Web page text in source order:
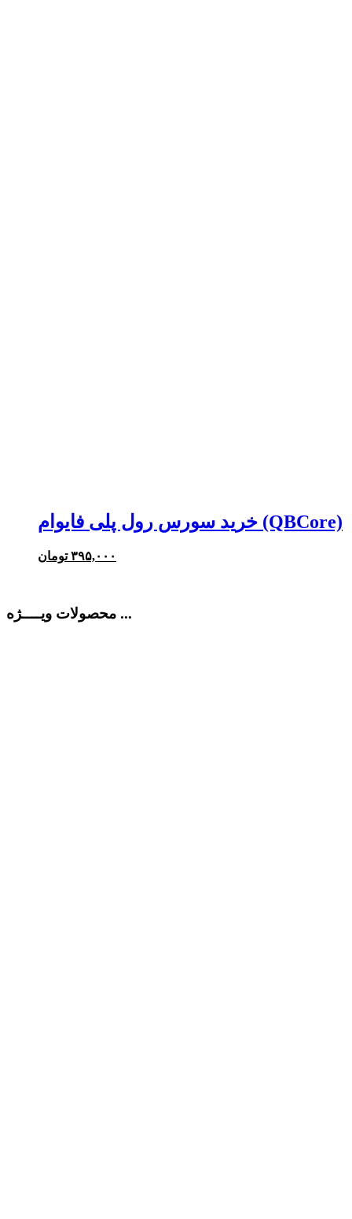
خرید سورس رول پلی فایوام (QBCore)
۳۹۵,۰۰۰ تومان
محصولات ویــــژه ...